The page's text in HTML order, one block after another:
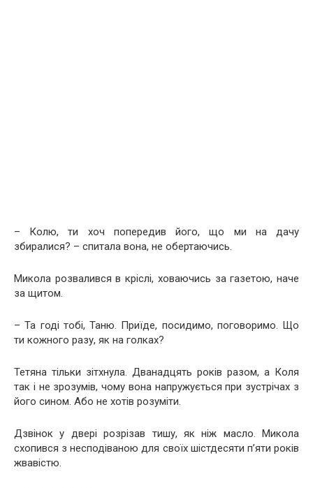
– Колю, ти хоч попередив його, що ми на дачу
збиралися? – спитала вона, не обертаючись.
Микола розвалився в кріслі, ховаючись за газетою, наче
за щитом.
– Та годі тобі, Таню. Приїде, посидимо, поговоримо. Що
ти кожного разу, як на голках?
Тетяна тільки зітхнула. Дванадцять років разом, а Коля
так і не зрозумів, чому вона напружується при зустрічах з
його сином. Або не хотів розуміти.
Дзвінок у двері розрізав тишу, як ніж масло. Микола
схопився з несподіваною для своїх шістдесяти п’яти років
жвавістю.